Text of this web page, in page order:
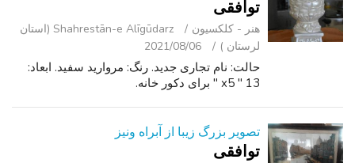
توافقی
هنر - کلکسیون
Shahrestān-e Alīgūdarz (استان
لرستان )
2021/08/06
حالت: نام تجاری جدید. رنگ: مروارید سفید. ابعاد:
13 " x5 " برای دکور خانه.
تصویر بزرگ زیبا از آبراه ونیز
توافقی